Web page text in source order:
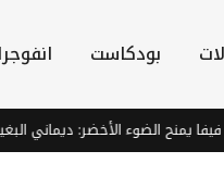
بودكاست
الضوء الأخضر: ديماني البغيلي